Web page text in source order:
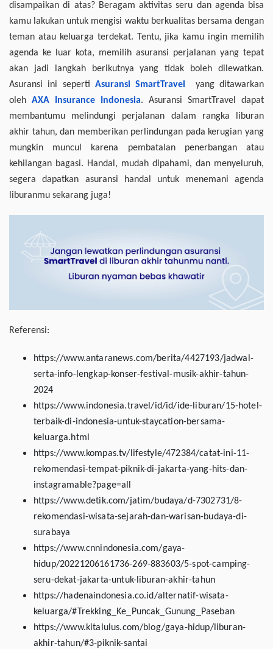
disampaikan di atas? Beragam aktivitas seru dan agenda bisa
kamu lakukan untuk mengisi waktu berkualitas bersama dengan
teman atau keluarga terdekat. Tentu, jika kamu ingin memilih
agenda ke luar kota, memilih asuransi perjalanan yang tepat
akan jadi langkah berikutnya yang tidak boleh dilewatkan.
Asuransi ini seperti Asuransi SmartTravel
yang ditawarkan
oleh AXA Insurance Indonesia. Asuransi SmartTravel dapat
membantumu melindungi perjalanan dalam rangka liburan
akhir tahun, dan memberikan perlindungan pada kerugian yang
mungkin muncul karena pembatalan penerbangan atau
kehilangan bagasi. Handal, mudah dipahami, dan menyeluruh,
segera dapatkan asuransi handal untuk menemani agenda
liburanmu sekarang juga!
Referensi:
https://www.antaranews.com/berita/4427193/jadwal-
serta-info-lengkap-konser-festival-musik-akhir-tahun-
2024
https://www.indonesia.travel/id/id/ide-liburan/15-hotel-
terbaik-di-indonesia-untuk-staycation-bersama-
keluarga.html
https://www.kompas.tv/lifestyle/472384/catat-ini-11-
rekomendasi-tempat-piknik-di-jakarta-yang-hits-dan-
instagramable?page=all
https://www.detik.com/jatim/budaya/d-7302731/8-
rekomendasi-wisata-sejarah-dan-warisan-budaya-di-
surabaya
https://www.cnnindonesia.com/gaya-
hidup/20221206161736-269-883603/5-spot-camping-
seru-dekat-jakarta-untuk-liburan-akhir-tahun
https://hadenaindonesia.co.id/alternatif-wisata-
keluarga/#Trekking_Ke_Puncak_Gunung_Paseban
https://www.kitalulus.com/blog/gaya-hidup/liburan-
akhir-tahun/#3-piknik-santai